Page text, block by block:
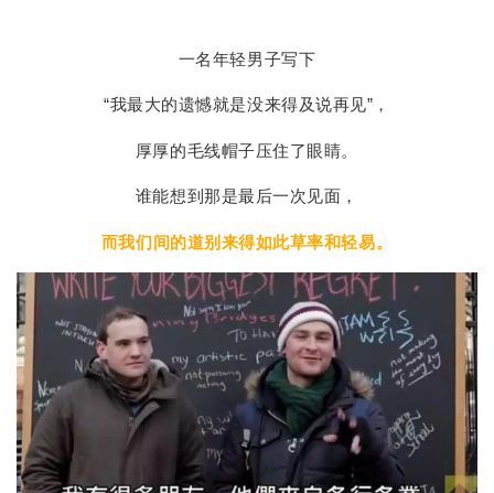
一名年轻男子写下
“我最大的遗憾就是没来得及说再见”，
厚厚的毛线帽子压住了眼睛。
谁能想到那是最后一次见面，
而我们间的道别来得如此草率和轻易。